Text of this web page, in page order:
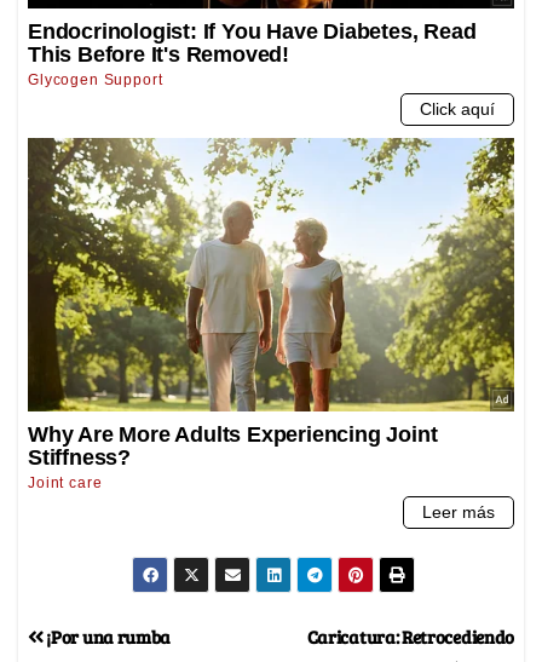
Caricatura: Retrocediendo
¡Por una rumba